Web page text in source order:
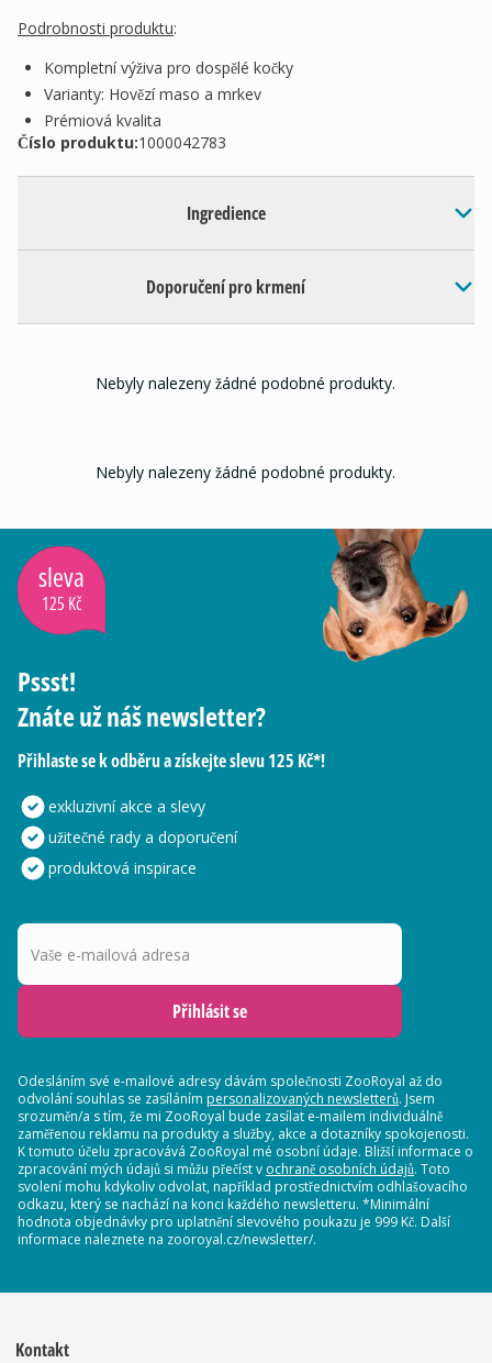
Podrobnosti produktu:
Kompletní výživa pro dospělé kočky
Varianty: Hovězí maso a mrkev
Prémiová kvalita
Číslo produktu:1000042783
Ingredience
Doporučení pro krmení
Nebyly nalezeny žádné podobné produkty.
Nebyly nalezeny žádné podobné produkty.
sleva
125 Kč
Pssst!
Znáte už náš newsletter?
Přihlaste se k odběru a získejte slevu 125 Kč*!
exkluzivní akce a slevy
užitečné rady a doporučení
produktová inspirace
Vaše e-mailová adresa
Přihlásit se
Odesláním své e-mailové adresy dávám společnosti ZooRoyal až do
odvolání souhlas se zasíláním personalizovaných newsletterů. Jsem
srozuměn/a s tím, že mi ZooRoyal bude zasílat e-mailem individuálně
zaměřenou reklamu na produkty a služby, akce a dotazníky spokojenosti.
K tomuto účelu zpracovává ZooRoyal mé osobní údaje. Bližší informace o
zpracování mých údajů si můžu přečíst v ochraně osobních údajů. Toto
svolení mohu kdykoliv odvolat, například prostřednictvím odhlašovacího
odkazu, který se nachází na konci každého newsletteru. *Minimální
hodnota objednávky pro uplatnění slevového poukazu je 999 Kč. Další
informace naleznete na zooroyal.cz/newsletter/.
Kontakt